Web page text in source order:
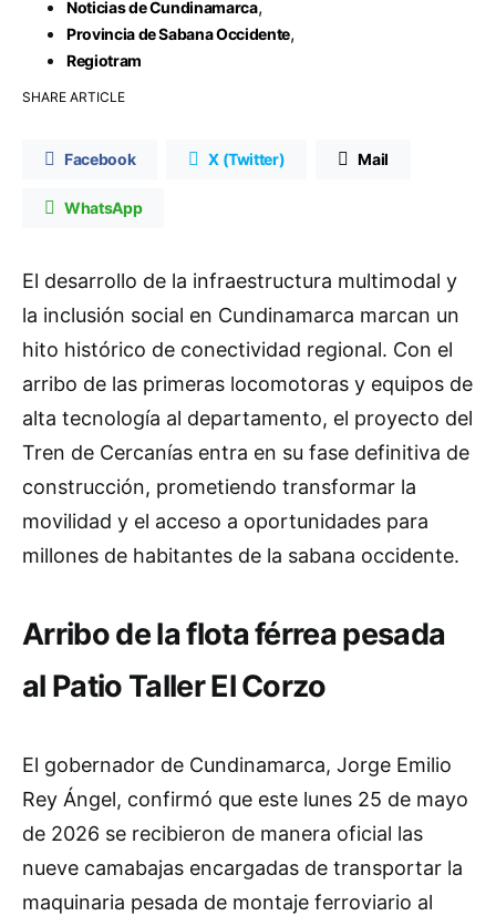
Noticias de Cundinamarca,
Provincia de Sabana Occidente,
Regiotram
SHARE ARTICLE
Facebook X (Twitter) Mail
WhatsApp
El desarrollo de la infraestructura multimodal y
la inclusión social en Cundinamarca marcan un
hito histórico de conectividad regional. Con el
arribo de las primeras locomotoras y equipos de
alta tecnología al departamento, el proyecto del
Tren de Cercanías entra en su fase definitiva de
construcción, prometiendo transformar la
movilidad y el acceso a oportunidades para
millones de habitantes de la sabana occidente.
Arribo de la flota férrea pesada
al Patio Taller El Corzo
El gobernador de Cundinamarca, Jorge Emilio
Rey Ángel, confirmó que este lunes 25 de mayo
de 2026 se recibieron de manera oficial las
nueve camabajas encargadas de transportar la
maquinaria pesada de montaje ferroviario al